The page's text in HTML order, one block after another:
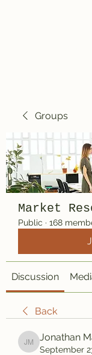
Groups
Market
Public · 168
Discussion
Back
Jonathan
Jonathan
September